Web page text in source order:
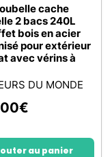
cache
2 bacs 240L
bois en acier
pour extérieur
avec vérins à
DU MONDE
€
au panier